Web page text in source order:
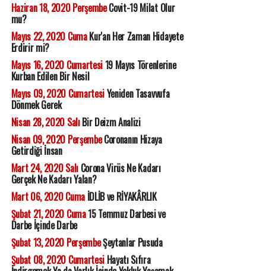
Haziran 18, 2020 PerşembeCovit-19 Milat Olur
mu?
Mayıs 22, 2020 CumaKur'an Her Zaman Hidayete
Erdirir mi?
Mayıs 16, 2020 Cumartesi19 Mayıs Törenlerine
Kurban Edilen Bir Nesil
Mayıs 09, 2020 CumartesiYeniden Tasavvufa
Dönmek Gerek
Nisan 28, 2020 SalıBir Deizm Analizi
Nisan 09, 2020 PerşembeCoronanın Hizaya
Getirdiği İnsan
Mart 24, 2020 SalıCorona Virüs Ne Kadarı
Gerçek Ne Kadarı Yalan?
Mart 06, 2020 CumaİDLİB ve RİYAKÂRLIK
Şubat 21, 2020 Cuma15 Temmuz Darbesi ve
Darbe İçinde Darbe
Şubat 13, 2020 PerşembeŞeytanlar Pusuda
Şubat 08, 2020 CumartesiHayatı Sıfıra